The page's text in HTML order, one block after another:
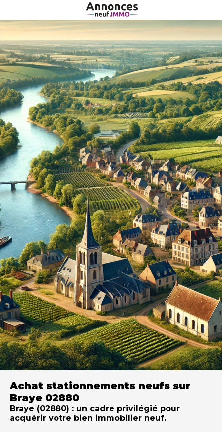
Achat stationnements neufs sur
Braye 02880
Braye (02880) : un cadre privilégié pour
acquérir votre bien immobilier neuf.